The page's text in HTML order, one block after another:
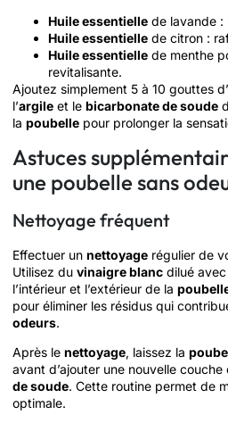
Huile essentielle de lavande :
Huile essentielle de citron :
Huile essentielle de menthe
revitalisante.
Ajoutez simplement 5 à 10 gouttes d’
l’argile et le bicarbonate de soude
la poubelle pour prolonger la
Astuces
une poubelle sans
Nettoyage fréquent
Effectuer un nettoyage régulier de
Utilisez du vinaigre blanc dilué
l’intérieur et l’extérieur de la
pour éliminer les résidus qui
odeurs.
Après le nettoyage, laissez la
avant d’ajouter une nouvelle couche
de soude. Cette routine permet de
optimale.